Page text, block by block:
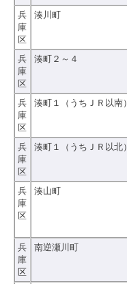
兵
庫
区
湊川町
兵
庫
区
湊町２～４
兵
庫
区
湊町１（うちＪＲ以南）
兵
庫
区
湊町１（うちＪＲ以北）
兵
庫
区
湊山町
兵
庫
区
南逆瀬川町